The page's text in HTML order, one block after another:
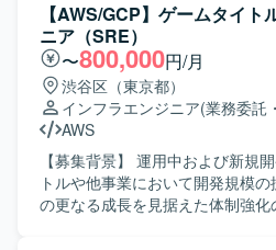
【AWS/GCP】ゲームタイ
ニア（SRE）
〜800,000円/月
渋谷区（東京都）
インフラエンジニア(業務委託
AWS
【募集背景】 運用中および新規
トルや他事業において開発規模
の更なる成長を見据えた体制強